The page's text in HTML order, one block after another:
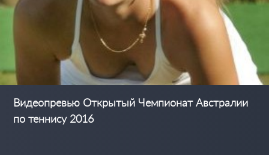
Видеопревью Открытый Чемпионат Австралии
по теннису 2016